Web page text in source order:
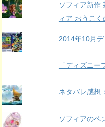
ソフィア新作
ィア おうこく
2014年10月
「ディズニー
ネタバレ感想
ソフィアのペ